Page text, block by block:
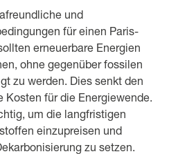
und
für einen Paris-
erneuerbare Energien
ohne gegenüber fossilen
zu werden. Dies senkt den
Kosten für die Energiewende.
um die langfristigen
einzupreisen und
zu setzen.